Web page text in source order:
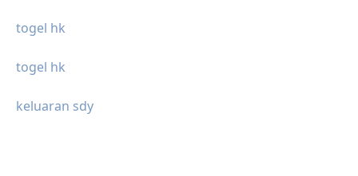
togel hk
togel hk
keluaran sdy